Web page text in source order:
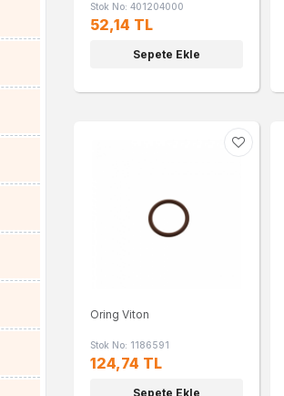
Stok No: 401204000
52,14 TL
Sepete Ekle
Oring Viton
Stok No: 1186591
124,74 TL
Sepete Ekle